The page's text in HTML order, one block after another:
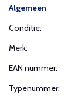
Algemeen
Conditie:
Merk:
EAN nummer:
Typenummer: